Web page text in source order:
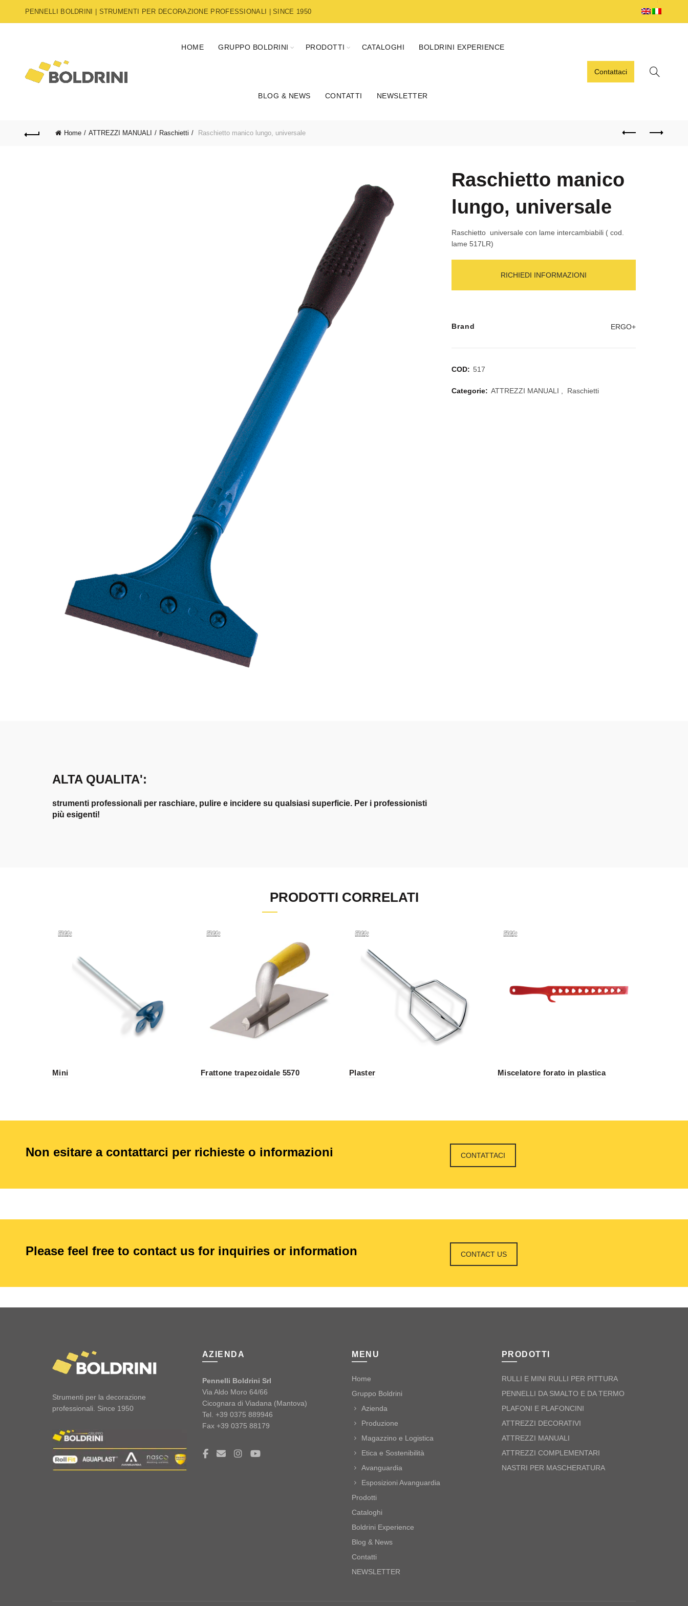
PENNELLI BOLDRINI | STRUMENTI PER DECORAZIONE PROFESSIONALI | SINCE 1950
HOME GRUPPO BOLDRINI PRODOTTI CATALOGHI BOLDRINI EXPERIENCE
BLOG & NEWS CONTATTI NEWSLETTER
Contattaci
Home ATTREZZI MANUALI Raschietti Raschietto manico lungo, universale
Raschietto manico
lungo, universale
Raschietto universale con lame intercambiabili ( cod.
lame 517LR)
RICHIEDI INFORMAZIONI
Brand ERGO+
COD: 517
Categorie: ATTREZZI MANUALI Raschietti
ALTA QUALITA':
strumenti professionali per raschiare, pulire e incidere su qualsiasi superficie. Per i professionisti
più esigenti!
PRODOTTI CORRELATI
Mini Frattone trapezoidale 5570 Plaster Miscelatore forato in plastica
Non esitare a contattarci per richieste o informazioni CONTATTACI
Please feel free to contact us for inquiries or information CONTACT US
Strumenti per la decorazione
professionali. Since 1950
AZIENDA
Pennelli Boldrini Srl
Via Aldo Moro 64/66
Cicognara di Viadana (Mantova)
Tel. +39 0375 889946
Fax +39 0375 88179
MENU
Home
Gruppo Boldrini
Azienda
Produzione
Magazzino e Logistica
Etica e Sostenibilità
Avanguardia
Esposizioni Avanguardia
Prodotti
Cataloghi
Boldrini Experience
Blog & News
Contatti
NEWSLETTER
PRODOTTI
RULLI E MINI RULLI PER PITTURA
PENNELLI DA SMALTO E DA TERMO
PLAFONI E PLAFONCINI
ATTREZZI DECORATIVI
ATTREZZI MANUALI
ATTREZZI COMPLEMENTARI
NASTRI PER MASCHERATURA